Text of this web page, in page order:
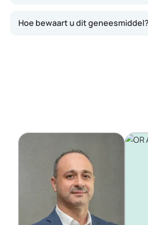
Hoe bewaart u dit geneesmiddel?